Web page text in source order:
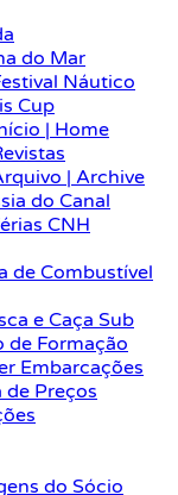
do Mar
Náutico
Cup
| Home
| Archive
do Canal
CNH
de Combustível
e Caça Sub
de Formação
Embarcações
de Preços
do Sócio